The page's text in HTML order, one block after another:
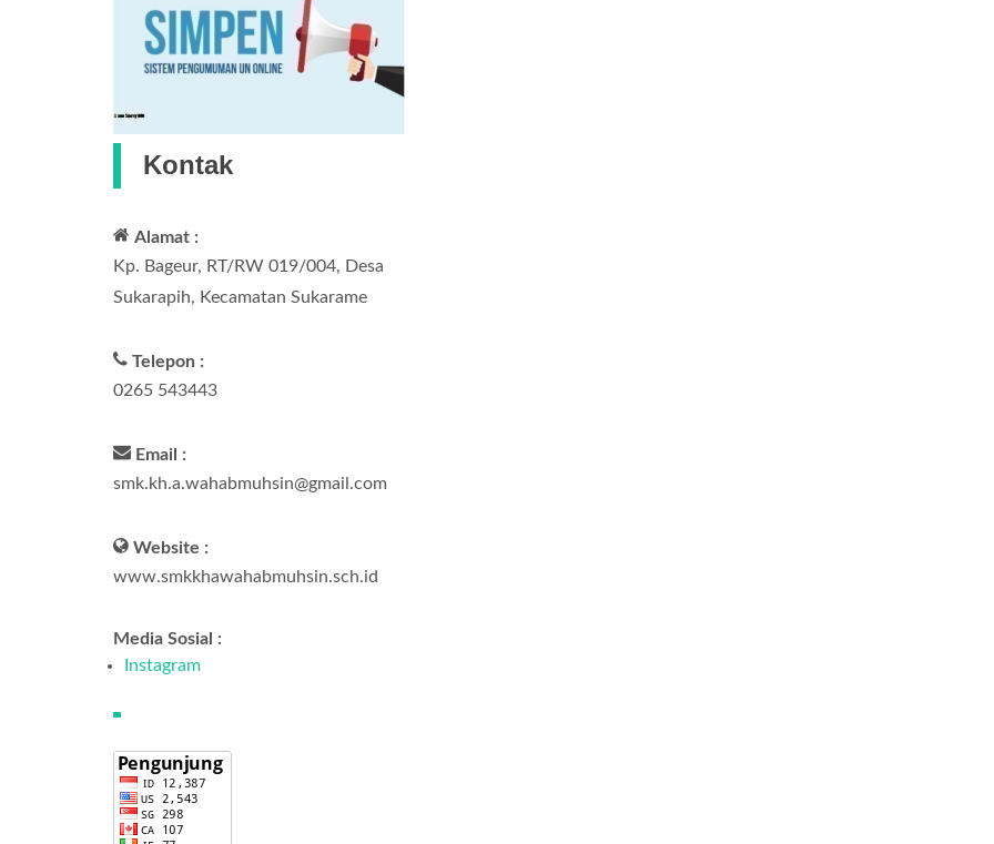
Kontak
Alamat :
Kp. Bageur, RT/RW 019/004, Desa
Sukarapih, Kecamatan Sukarame
Telepon :
0265 543443
Email :
smk.kh.a.wahabmuhsin@gmail.com
Website :
www.smkkhawahabmuhsin.sch.id
Media Sosial :
Instagram